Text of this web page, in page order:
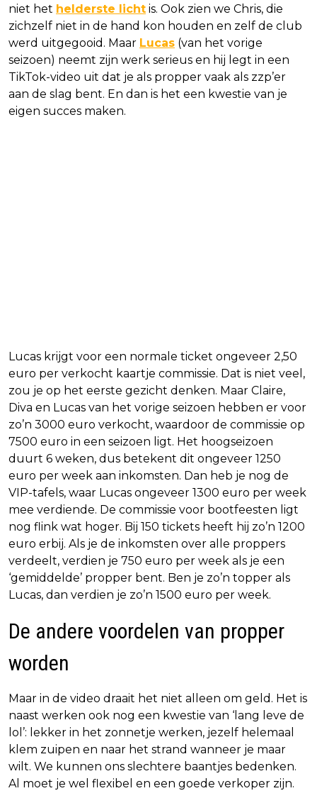
niet het helderste licht is. Ook zien we Chris, die
zichzelf niet in de hand kon houden en zelf de club
werd uitgegooid. Maar Lucas (van het vorige
seizoen) neemt zijn werk serieus en hij legt in een
TikTok-video uit dat je als propper vaak als zzp’er
aan de slag bent. En dan is het een kwestie van je
eigen succes maken.
Lucas krijgt voor een normale ticket ongeveer 2,50
euro per verkocht kaartje commissie. Dat is niet veel,
zou je op het eerste gezicht denken. Maar Claire,
Diva en Lucas van het vorige seizoen hebben er voor
zo’n 3000 euro verkocht, waardoor de commissie op
7500 euro in een seizoen ligt. Het hoogseizoen
duurt 6 weken, dus betekent dit ongeveer 1250
euro per week aan inkomsten. Dan heb je nog de
VIP-tafels, waar Lucas ongeveer 1300 euro per week
mee verdiende. De commissie voor bootfeesten ligt
nog flink wat hoger. Bij 150 tickets heeft hij zo’n 1200
euro erbij. Als je de inkomsten over alle proppers
verdeelt, verdien je 750 euro per week als je een
‘gemiddelde’ propper bent. Ben je zo’n topper als
Lucas, dan verdien je zo’n 1500 euro per week.
De andere voordelen van propper
worden
Maar in de video draait het niet alleen om geld. Het is
naast werken ook nog een kwestie van ‘lang leve de
lol’: lekker in het zonnetje werken, jezelf helemaal
klem zuipen en naar het strand wanneer je maar
wilt. We kunnen ons slechtere baantjes bedenken.
Al moet je wel flexibel en een goede verkoper zijn.